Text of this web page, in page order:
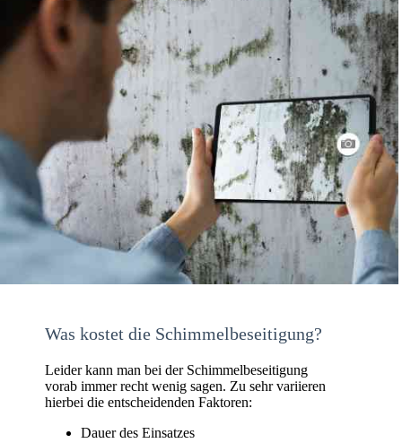
Was kostet die Schimmelbeseitigung?
Leider kann man bei der Schimmelbeseitigung
vorab immer recht wenig sagen. Zu sehr variieren
hierbei die entscheidenden Faktoren:
Dauer des Einsatzes